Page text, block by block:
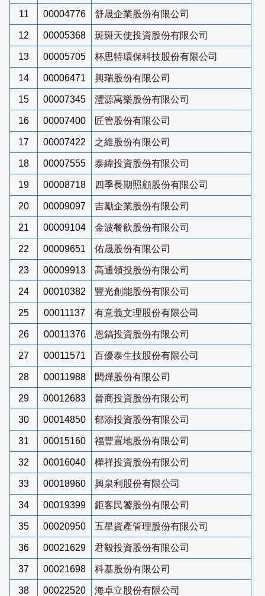
11 00004776 舒晟企業股份有限公司
12 00005368 斑斑天使投資股份有限公司
13 00005705 杯思特環保科技股份有限公司
14 00006471 興瑞股份有限公司
15 00007345 灃源寓樂股份有限公司
16 00007400 匠管股份有限公司
17 00007422 之維股份有限公司
18 00007555 泰緯投資股份有限公司
19 00008718 四季長期照顧股份有限公司
20 00009097 吉勵企業股份有限公司
21 00009104 金波餐飲股份有限公司
22 00009651 佑晟股份有限公司
23 00009913 高通領投股份有限公司
24 00010382 豐光創能股份有限公司
25 00011137 有意義文理股份有限公司
26 00011376 恩鎬投資股份有限公司
27 00011571 百優泰生技股份有限公司
28 00011988 閎燁股份有限公司
29 00012683 晉商投資股份有限公司
30 00014850 郁添投資股份有限公司
31 00015160 福豐置地股份有限公司
32 00016040 樺祥投資股份有限公司
33 00018960 興泉利股份有限公司
34 00019399 鉅客民饕股份有限公司
35 00020950 五星資產管理股份有限公司
36 00021629 君毅投資股份有限公司
37 00021698 科基股份有限公司
38 00022520 海卓立股份有限公司